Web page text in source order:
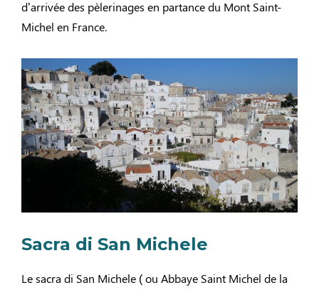
d’arrivée des pèlerinages en partance du Mont Saint-
Michel en France.
Sacra di San Michele
Le sacra di San Michele ( ou Abbaye Saint Michel de la